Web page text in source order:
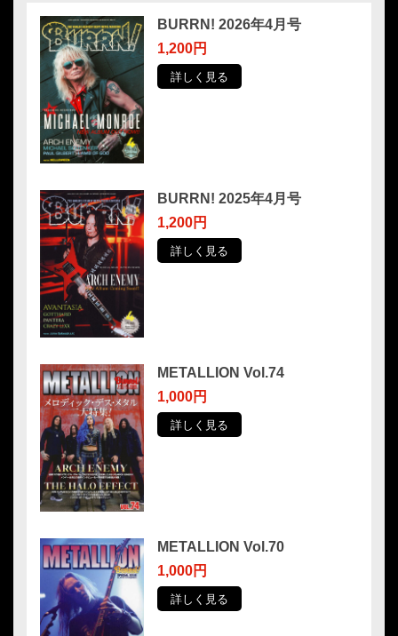
BURRN! 2026年4月号
1,200円
詳しく見る
BURRN! 2025年4月号
1,200円
詳しく見る
METALLION Vol.74
1,000円
詳しく見る
METALLION Vol.70
1,000円
詳しく見る